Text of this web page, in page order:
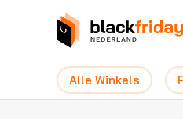
Alle Winkels